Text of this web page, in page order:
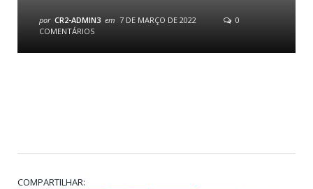
por CR2-ADMIN3 em 7 DE MARÇO DE 2022
0
COMENTÁRIOS
COMPARTILHAR: